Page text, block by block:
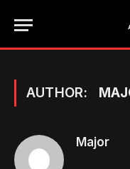
AUTHOR:
Major